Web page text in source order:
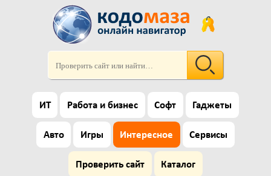
ИТ Работа и бизнес Софт Гаджеты
Авто Игры Интересное Сервисы
Проверить сайт Каталог